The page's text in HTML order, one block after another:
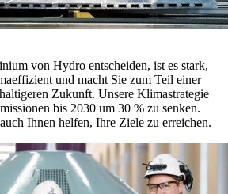
von Hydro entscheiden, ist es stark,
und macht Sie zum Teil einer
Zukunft. Unsere Klimastrategie
bis 2030 um 30 % zu senken.
Ihnen helfen, Ihre Ziele zu erreichen.